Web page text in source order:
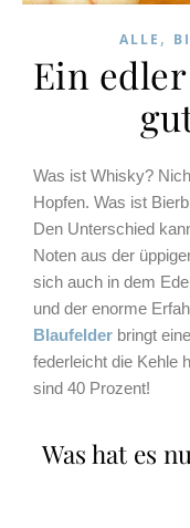
ALLE ,
Ein
Was ist Whisky?
Hopfen. Was ist
Den Unterschied
Noten aus der
sich auch in dem
und der enorme
Blaufelder bringt
federleicht die Kehle
sind 40 Prozent!
Was hat es